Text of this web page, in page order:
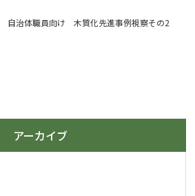
自治体職員向け 木質化先進事例視察その2
アーカイブ